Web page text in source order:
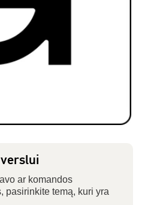
ar komandos
pasirinkite temą, kuri yra